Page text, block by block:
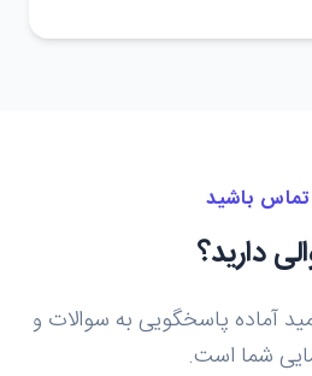
باشید
دارید؟
آماده پاسخگویی به سوالات و
شما است.